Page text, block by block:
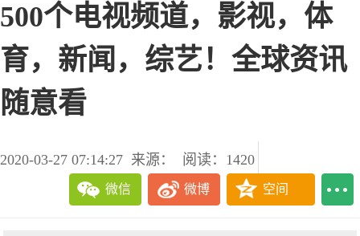
500个电视频道，影视，体
育，新闻，综艺！全球资讯
随意看
2020-03-27 07:14:27 来源： 阅读：1420
微信 微博 空间